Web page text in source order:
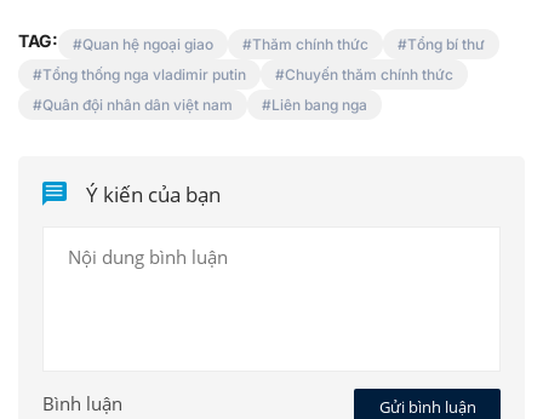
TAG: Quan hệ ngoại giao Thăm chính thức
Tổng bí thư
Tổng thống nga vladimir putin
Chuyến thăm chính thức
Quân đội nhân dân việt nam
Liên bang nga
Ý kiến của bạn
Gửi bình luận
Bình luận